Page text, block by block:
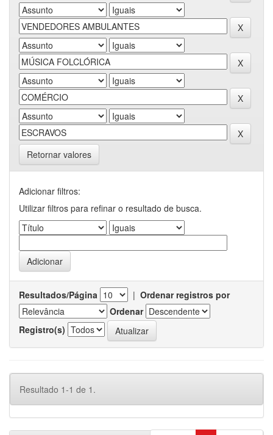
Retornar valores
Adicionar filtros:
Utilizar filtros para refinar o resultado de busca.
Resultados/Página | Ordenar registros por
Ordenar
Registro(s)
Resultado 1-1 de 1.